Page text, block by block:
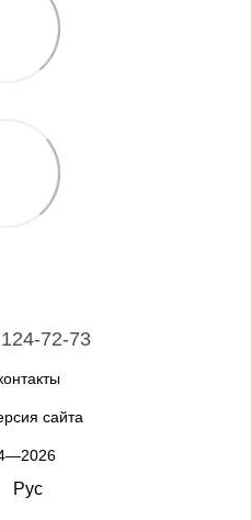
72-73
сайта
Рус